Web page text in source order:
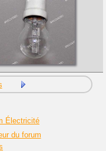
Électricité
du forum